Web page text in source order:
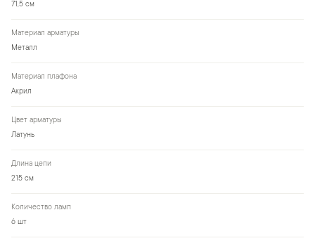
71,5 см
Материал арматуры
Металл
Материал плафона
Акрил
Цвет арматуры
Латунь
Длина цепи
215 см
Количество ламп
6 шт